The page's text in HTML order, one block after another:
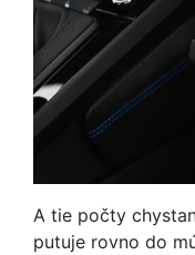
A tie počty
putuje rovno do